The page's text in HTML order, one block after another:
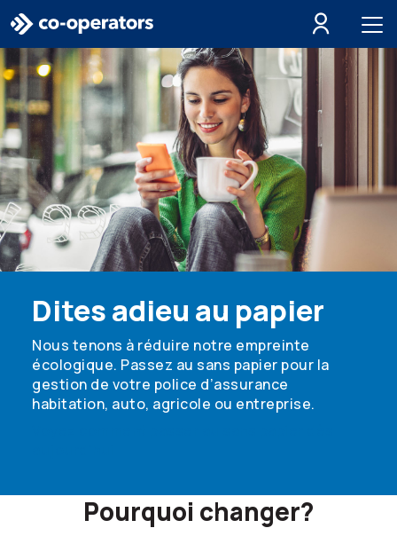
Passer à la recherche
Passer au menu principal
Passer au contenu principal
Passer au pied de page
Dites adieu au papier
Nous tenons à réduire notre empreinte
écologique. Passez au sans papier pour la
gestion de votre police d’assurance
habitation, auto, agricole ou entreprise.
Pourquoi changer?